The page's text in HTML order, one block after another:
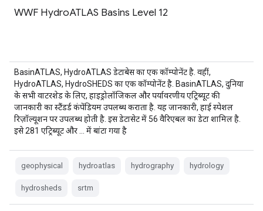
WWF HydroATLAS Basins Level 12
BasinATLAS, HydroATLAS डेटाबेस का एक कॉम्पोनेंट है. वहीं,
HydroATLAS, HydroSHEDS का एक कॉम्पोनेंट है. BasinATLAS, दुनिया
के सभी वाटरशेड के लिए, हाइड्रोलॉजिकल और पर्यावरणीय एट्रिब्यूट की
जानकारी का स्टैंडर्ड कंपेंडियम उपलब्ध कराता है. यह जानकारी, हाई स्पेशल
रिज़ॉल्यूशन पर उपलब्ध होती है. इस डेटासेट में 56 वैरिएबल का डेटा शामिल है.
इसे 281 एट्रिब्यूट और … में बांटा गया है
geophysical hydroatlas hydrography hydrology
hydrosheds srtm